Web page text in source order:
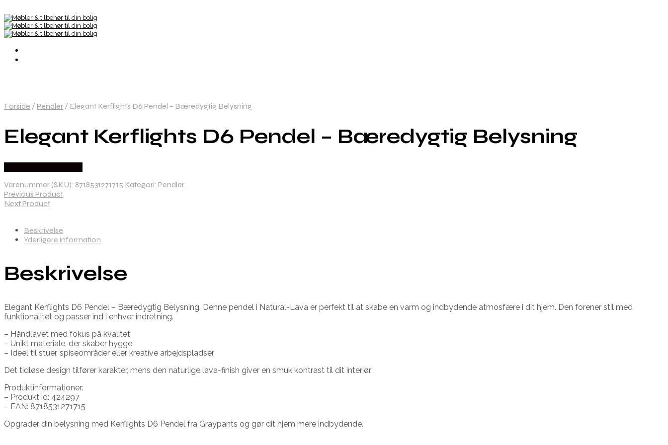
Forside / Pendler / Elegant Kerflights D6 Pendel – Bæredygtig Belysning
Elegant Kerflights D6 Pendel – Bæredygtig Belysning
Varenummer (SKU): 8718531271715 Kategori: Pendler
Previous Product
Next Product
Beskrivelse
Yderligere information
Beskrivelse
Elegant Kerflights D6 Pendel – Bæredygtig Belysning. Denne pendel i Natural-Lava er perfekt til at skabe en varm og indbydende atmosfære i dit hjem. Den forener stil med
funktionalitet og passer ind i enhver indretning.
– Håndlavet med fokus på kvalitet
– Unikt materiale, der skaber hygge
– Ideel til stuer, spiseområder eller kreative arbejdspladser
Det tidløse design tilfører karakter, mens den naturlige lava-finish giver en smuk kontrast til dit interiør.
Produktinformationer:
– Produkt id: 424297
– EAN: 8718531271715
Opgrader din belysning med Kerflights D6 Pendel fra Graypants og gør dit hjem mere indbydende.